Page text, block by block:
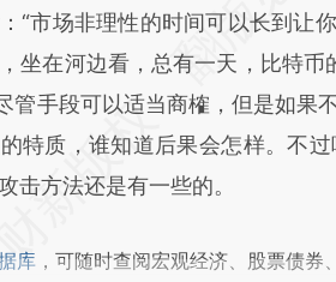
意图存在偏差。不代表财新观
“市场非理性的时间可以长到让
坐在河边看，总有一天，比特币
管手段可以适当商榷，但是如果
特质，谁知道后果会怎样。不过
击方法还是有一些的。
库 ，可随时查阅宏观经济、股票债券